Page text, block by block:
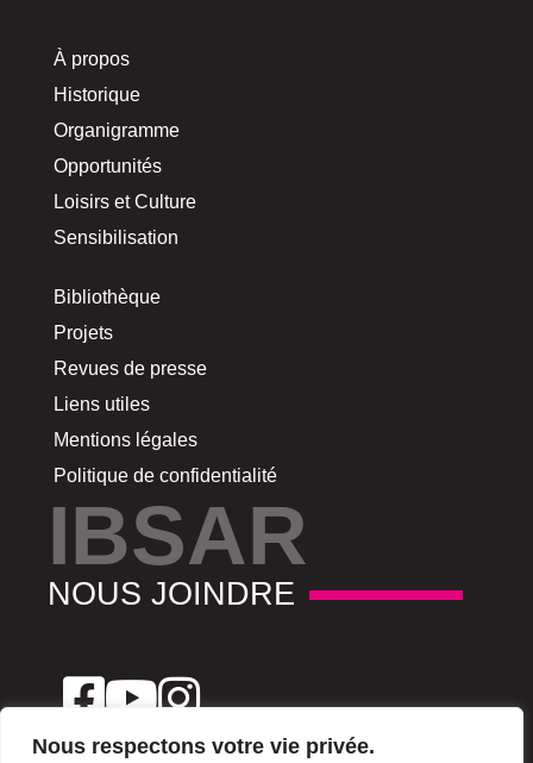
Nous respectons votre vie privée.
À propos
Historique
Organigramme
Opportunités
Loisirs et Culture
Sensibilisation
Bibliothèque
Projets
Revues de presse
Liens utiles
Mentions légales
Politique de confidentialité
IBSAR
NOUS JOINDRE